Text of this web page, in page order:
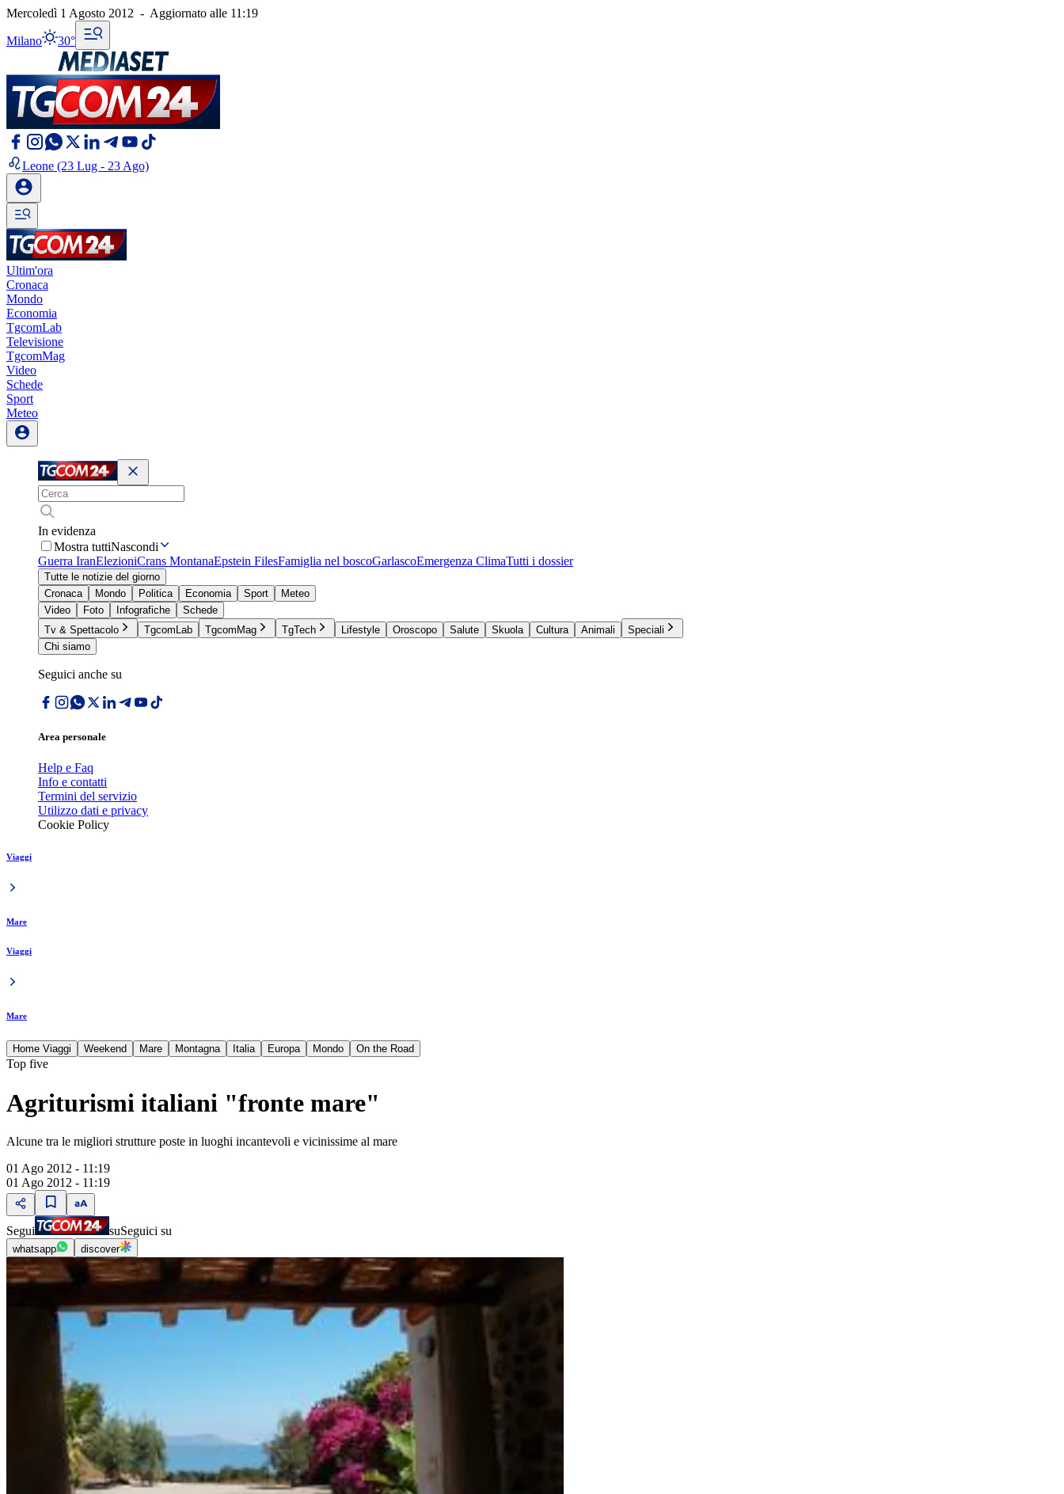
Mercoledì 1 Agosto 2012 - Aggiornato alle 11:19
Milano 30°
Leone (23 Lug - 23 Ago)
Ultim'ora
Cronaca
Mondo
Economia
TgcomLab
Televisione
TgcomMag
Video
Schede
Sport
Meteo
In evidenza
Mostra tuttiNascondi
Guerra IranElezioniCrans MontanaEpstein FilesFamiglia nel boscoGarlascoEmergenza ClimaTutti i dossier
Tutte le notizie del giorno
Cronaca
Mondo Politica Economia Sport
Meteo
Video
Foto Infografiche
Schede
Tv & Spettacolo
TgcomLab TgcomMag TgTech Lifestyle Oroscopo Salute Skuola Cultura Animali
Speciali
Chi siamo
Seguici anche su
Area personale
Help e Faq
Info e contatti
Termini del servizio
Utilizzo dati e privacy
Cookie Policy
Viaggi
Mare
Viaggi
Mare
Home Viaggi Weekend Mare Montagna Italia Europa Mondo On the Road
Top five
Agriturismi italiani "fronte mare"
Alcune tra le migliori strutture poste in luoghi incantevoli e vicinissime al mare
01 Ago 2012 - 11:19
01 Ago 2012 - 11:19
Segui suSeguici su
whatsapp discover